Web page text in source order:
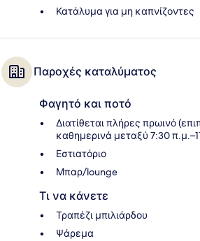
Κατάλυμα για μη καπνίζοντες
Παροχές καταλύματος
Φαγητό και ποτό
Διατίθεται πλήρες πρωινό
καθημερινά μεταξύ 7:30
Εστιατόριο
Μπαρ/lounge
Τι να κάνετε
Τραπέζι μπιλιάρδου
Ψάρεμα